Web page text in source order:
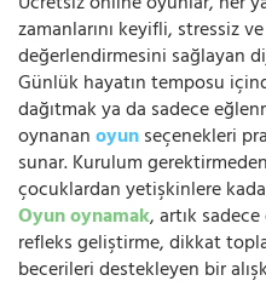
zamanlarını keyifli, stressiz
değerlendirmesini sağlayan
Günlük hayatın temposu
dağıtmak ya da sadece
oynananoyunseçenekleri
sunar. Kurulum
çocuklardan yetişkinlere
Oyun oynamak, artık
refleks geliştirme, dikkat
becerileri destekleyen bir